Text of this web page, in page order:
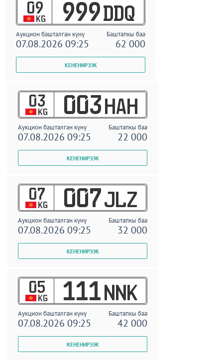
09
KG 999 DDQ
Аукцион башталган күнү Баштапкы баа
07.08.2026 09:25 62 000
03
KG 003 HAH
Аукцион башталган күнү Баштапкы баа
07.08.2026 09:25 22 000
07
KG 007 JLZ
Аукцион башталган күнү Баштапкы баа
07.08.2026 09:25 32 000
05
KG 111 NNK
Аукцион башталган күнү Баштапкы баа
07.08.2026 09:25 42 000